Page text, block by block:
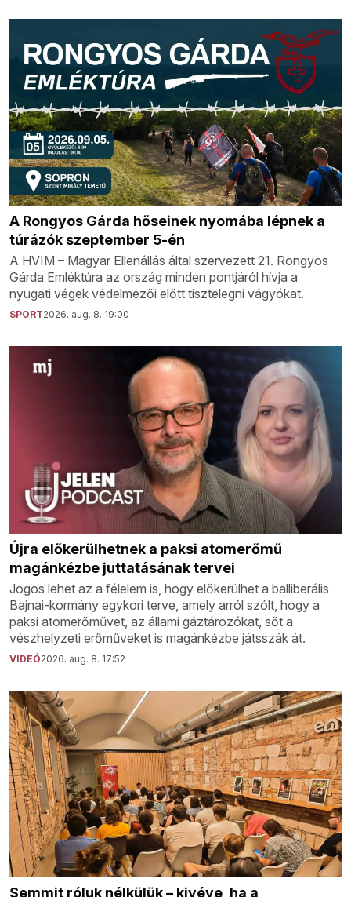
A Rongyos Gárda hőseinek nyomába lépnek a
túrázók szeptember 5-én
A HVIM – Magyar Ellenállás által szervezett 21. Rongyos
Gárda Emléktúra az ország minden pontjáról hívja a
nyugati végek védelmezői előtt tisztelegni vágyókat.
SPORT2026. aug. 8. 19:00
Újra előkerülhetnek a paksi atomerőmű
magánkézbe juttatásának tervei
Jogos lehet az a félelem is, hogy előkerülhet a balliberális
Bajnai-kormány egykori terve, amely arról szólt, hogy a
paksi atomerőművet, az állami gáztározókat, sőt a
vészhelyzeti erőműveket is magánkézbe játsszák át.
VIDEÓ2026. aug. 8. 17:52
Semmit róluk nélkülük – kivéve, ha a